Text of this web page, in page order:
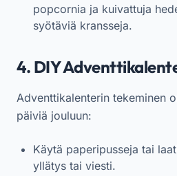
popcornia ja kuivattuja
syötäviä kransseja.
4. DIY
Adventtikalenterin tekeminen
päiviä jouluun:
Käytä paperipusseja tai
yllätys tai viesti.